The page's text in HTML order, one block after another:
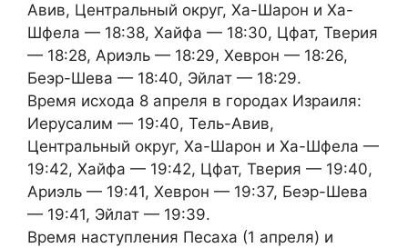
Авив, Центральный округ, Ха-Шарон и Ха-
Шфела — 18:38, Хайфа — 18:30, Цфат, Тверия
— 18:28, Ариэль — 18:29, Хеврон — 18:26,
Беэр-Шева — 18:40, Эйлат — 18:29.
Время исхода 8 апреля в городах Израиля:
Иерусалим — 19:40, Тель-Авив,
Центральный округ, Ха-Шарон и Ха-Шфела —
19:42, Хайфа — 19:42, Цфат, Тверия — 19:40,
Ариэль — 19:41, Хеврон — 19:37, Беэр-Шева
— 19:41, Эйлат — 19:39.
Время наступления Песаха (1 апреля) и